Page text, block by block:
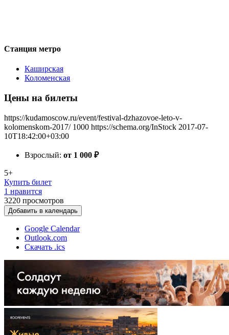
Станция метро
Каширская
Коломенская
Цены на билеты
https://kudamoscow.ru/event/festival-dzhazovoe-leto-v-
kolomenskom-2017/ 1000 https://schema.org/InStock 2017-07-
10T18:42:00+03:00
Взрослый: от 1 000 ₽
5+
Купить билет
1 нравится
3220 просмотров
Добавить в календарь
Google Calendar
Outlook.com
Скачать .ics